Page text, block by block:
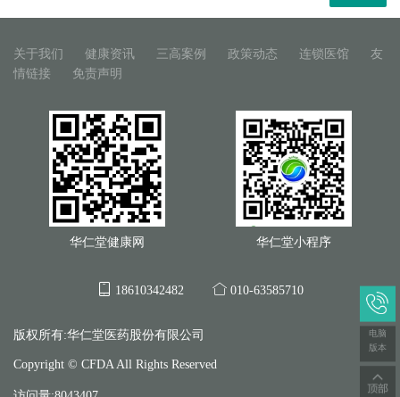
电脑
版本
关于我们 健康资讯 三高案例 政策动态 连锁医馆
友
情链接
免责声明
华仁堂健康网 华仁堂小程序
18610342482 010-63585710
版权所有:华仁堂医药股份有限公司
Copyright © CFDA All Rights Reserved